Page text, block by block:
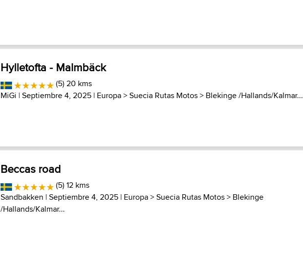
Hylletofta - Malmbäck
(5) 20 kms
MiGi | Septiembre 4, 2025 | Europa>Suecia Rutas Motos> Blekinge /Hallands/Kalmar...
Beccas road
(5) 12 kms
Sandbakken | Septiembre 4, 2025 | Europa>Suecia Rutas Motos> Blekinge
/Hallands/Kalmar...